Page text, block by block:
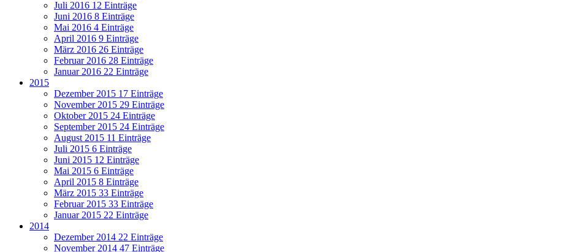
Juli 2016 12 Einträge
Juni 2016 8 Einträge
Mai 2016 4 Einträge
April 2016 9 Einträge
März 2016 26 Einträge
Februar 2016 28 Einträge
Januar 2016 22 Einträge
2015
Dezember 2015 17 Einträge
November 2015 29 Einträge
Oktober 2015 24 Einträge
September 2015 24 Einträge
August 2015 11 Einträge
Juli 2015 6 Einträge
Juni 2015 12 Einträge
Mai 2015 6 Einträge
April 2015 8 Einträge
März 2015 33 Einträge
Februar 2015 33 Einträge
Januar 2015 22 Einträge
2014
Dezember 2014 22 Einträge
November 2014 47 Einträge